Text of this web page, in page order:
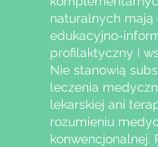
naturalnych mają
edukacyjno-
profilaktyczny i
Nie stanowią
leczenia
lekarskiej ani
rozumieniu
konwencjonalnej.